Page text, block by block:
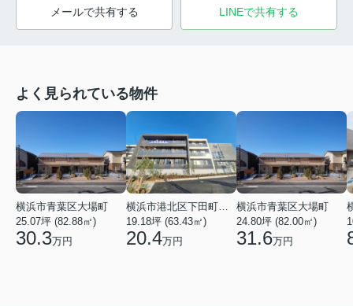
メールで共有する LINEで共有する
よく見られている物件
横浜市青葉区大場町
25.07坪 (82.88㎡)
30.3万円
19.18坪 (63.43㎡)
20.4万円
横浜市青葉区大場町
24.80坪 (82.00㎡)
31.6万円